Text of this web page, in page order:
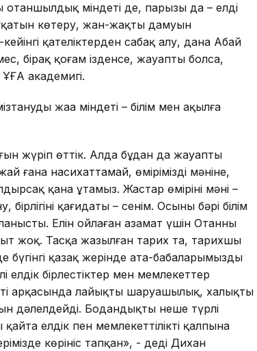
отаншылдық міндеті де, парызы да – елдің
көтеру, жан-жақты дамуын
қателіктерден сабақ алу, дана Абай
бірақ қоғам ізденсе, жауапты болса,
академигі.
жаңа міндеті – білім мен ақылға
жүріп өттік. Алда бұдан да жауапты
насихаттамай, өміріміздің мәніне,
қана ұтамыз. Жастар өмірінің мәні –
бірлігінің қағидаты – сенім. Осының бәрі білім
Елін ойлаған азамат үшін Отанның
жоқ. Тасқа жазылған тарих та, тарихшы
қазақ жерінде ата-бабаларымыздың
елдік бірлестіктер мен мемлекеттер
арқасында лайықты шаруашылық, халықтың
дәлелдейді. Бодандықтың неше түрлі
елдік пен мемлекеттілікті қалпына
көрініс тапқан», - деді Дихан